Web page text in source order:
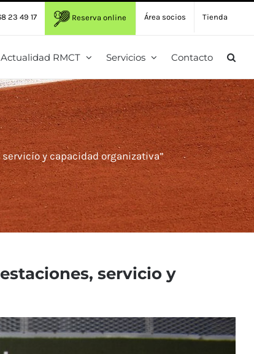
23 49 17 Reserva online Área socios Tienda
Actualidad RMCT Servicios Contacto
y capacidad organizativa”
servicio y